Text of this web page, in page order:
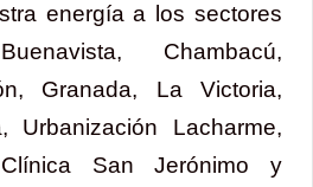
energía a los sectores
Chambacú,
Granada, La Victoria,
Urbanización Lacharme,
San Jerónimo y